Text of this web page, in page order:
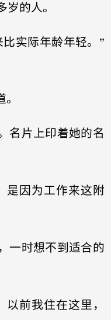
的人。
实际年龄年轻。”
名片上印着她的名
是因为工作来这附
一时想不到适合的
前我住在这里，